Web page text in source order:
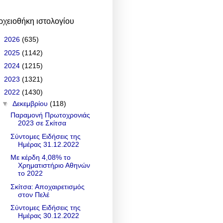
ιστολογίου
2026 (635)
2025 (1142)
2024 (1215)
2023 (1321)
2022 (1430)
▼ Δεκεμβρίου (118)
Παραμονή Πρωτοχρονιάς
2023 σε Σκίτσα
Σύντομες Ειδήσεις της
Ημέρας 31.12.2022
Με κέρδη 4,08% το
Χρηματιστήριο Αθηνών
το 2022
Σκίτσα: Αποχαιρετισμός
στον Πελέ
Σύντομες Ειδήσεις της
Ημέρας 30.12.2022